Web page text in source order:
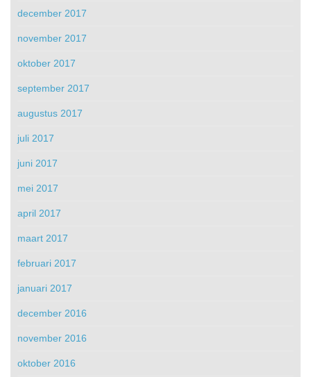
december 2017
november 2017
oktober 2017
september 2017
augustus 2017
juli 2017
juni 2017
mei 2017
april 2017
maart 2017
februari 2017
januari 2017
december 2016
november 2016
oktober 2016